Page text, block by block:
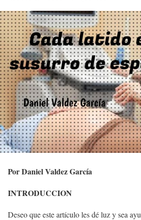
Por Daniel Valdez García
INTRODUCCION
Deseo que este artículo les dé luz y sea